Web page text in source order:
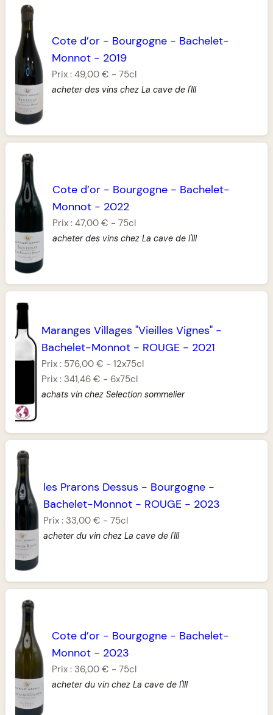
Cote d’or - Bourgogne - Bachelet-
Monnot - 2019
Prix :49,00 € -75cl
acheter des vins chez La cave de l'Ill
Cote d’or - Bourgogne - Bachelet-
Monnot - 2022
Prix :47,00 € -75cl
acheter des vins chez La cave de l'Ill
Maranges Villages "Vieilles Vignes" -
Bachelet-Monnot - ROUGE - 2021
Prix : 576,00 € -12x75cl
Prix : 341,46 € - 6x75cl
achats vin chez Selection sommelier
les Prarons Dessus - Bourgogne-
Bachelet-Monnot- ROUGE- 2023
Prix : 33,00 € - 75cl
acheter du vin chez La cave de l'Ill
Cote d’or - Bourgogne - Bachelet-
Monnot - 2023
Prix : 36,00 € -75cl
acheter du vin chez La cave de l'Ill